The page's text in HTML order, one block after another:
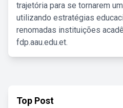
trajetória para se tornarem
utilizando estratégias
renomadas instituições
fdp.aau.edu.et.
Top Post